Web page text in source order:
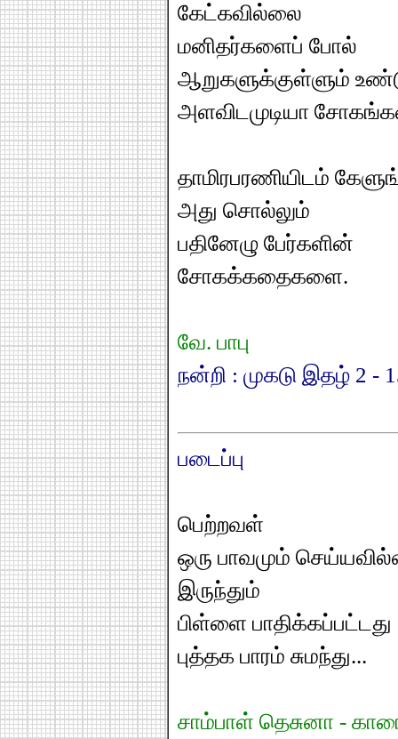
கேட்கவில்லை
மனிதர்களைப் போல்
ஆறுகளுக்குள்ளும்
அளவிடமுடியா
தாமிரபரணியிடம்
அது சொல்லும்
பதினேழு பேர்களின்
சோகக்கதைகளை.
வே. பாபு
நன்றி : முகடு இதழ் 2 -
படைப்பு
பெற்றவள்
ஒரு பாவமும்
இருந்தும்
பிள்ளை பாதிக்கப்பட்டது
புத்தக பாரம் சுமந்து...
சாம்பாள் தெசுனா -